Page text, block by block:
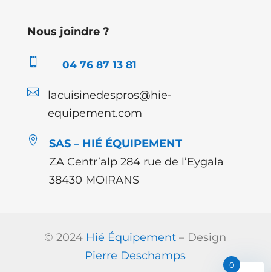
Nous joindre ?
 04 76 87 13 81

lacuisinedespros@hie-
equipement.com

SAS – HIÉ ÉQUIPEMENT
ZA Centr’alp 284 rue de l’Eygala
38430 MOIRANS
© 2024 Hié Équipement – Design
Pierre Deschamps
0